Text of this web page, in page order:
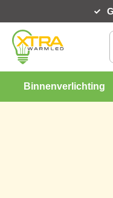
Binnenverlichting